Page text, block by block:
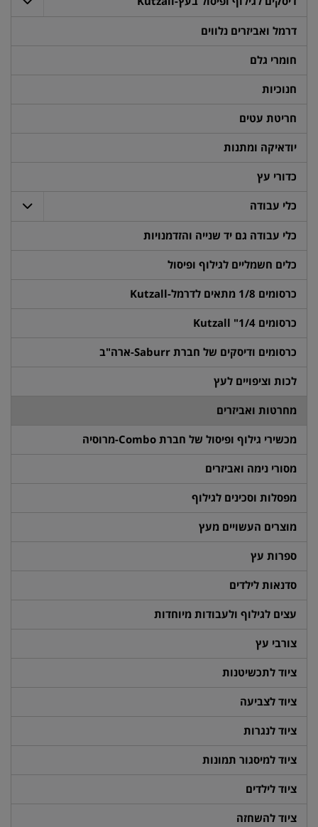
דרמל ואביזרים נלווים
חומרי גלם
חנוכיות
חריטת עטים
יודאיקה ומתנות
כדורי עץ
כלי עבודה
כלי עבודה גם יד שנייה והזדמנויות
כלים חשמליים לגילוף ופיסול
כרסומים 1/8 מתאים לדרמל-Kutzall
כרסומים 1/4" Kutzall
כרסומים ודיסקים של חברת Saburr-ארה"ב
לכות וציפויים לעץ
מחרטות ואביזרים
מכשירי גילוף ופיסול של חברת Combo-מרוסיה
מסורי נימה ואביזרים
מפסלות וסכינים לגילוף
מוצרים העשויים מעץ
ספרות עץ
סדנאות לילדים
עצים לגילוף ולעבודות מיוחדות
צורבי עץ
ציוד לתכשיטנות
ציוד לצביעה
ציוד לנגרות
ציוד למיסגור תמונות
ציוד לילדים
ציוד להשחזה